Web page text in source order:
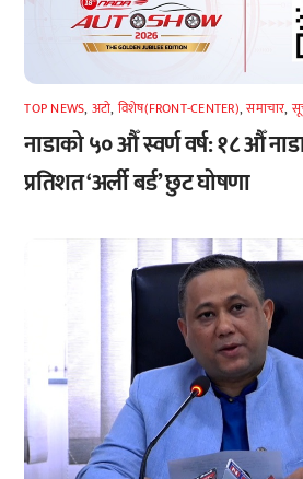
TOP NEWS, अटाे, विशेष(FRONT-CENTER),समाचार,
नाडाको ५० औँ स्वर्ण वर्ष: १८ औँ
प्रतिशत ‘अर्ली बर्ड’ छुट घोषणा